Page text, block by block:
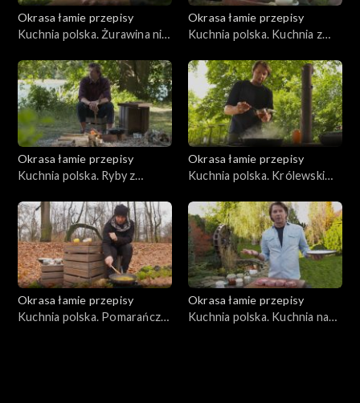
Okrasa łamie przepisy
Kuchnia polska. Żurawina nie
Okrasa łamie przepisy
Kuchnia polska. Kuchnia z
Okrasa łamie przepisy
Kuchnia polska. Ryby z
Okrasa łamie przepisy
Kuchnia polska. Królewski
Okrasa łamie przepisy
Kuchnia polska. Pomarańcze
Okrasa łamie przepisy
Kuchnia polska. Kuchnia na